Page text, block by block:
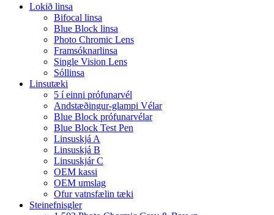
Lokið linsa
Bifocal linsa
Blue Block linsa
Photo Chromic Lens
Framsóknarlinsa
Single Vision Lens
Sóllinsa
Linsutæki
5 í einni prófunarvél
Andstæðingur-glampi Vélar
Blue Block prófunarvélar
Blue Block Test Pen
Linsuskjá A
Linsuskjá B
Linsuskjár C
OEM kassi
OEM umslag
Ofur vatnsfælin tæki
Steinefnisgler